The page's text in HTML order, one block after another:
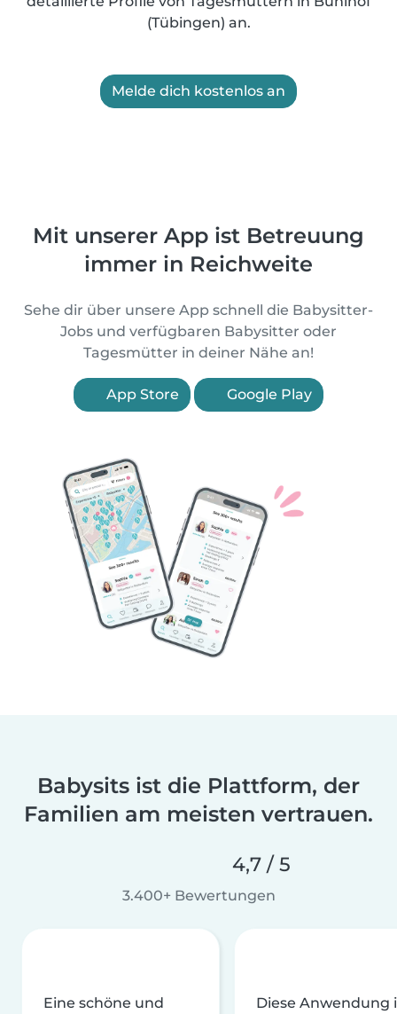
(Tübingen) an.
Melde dich kostenlos an
Mit unserer App ist Betreuung
immer in Reichweite
Sehe dir über unsere App schnell die Babysitter-
Jobs und verfügbaren Babysitter oder
Tagesmütter in deiner Nähe an!
App Store Google Play
Babysits ist die Plattform, der
Familien am meisten vertrauen.
4,7 / 5
3.400+ Bewertungen
Eine schöne und
Diese Anwendung